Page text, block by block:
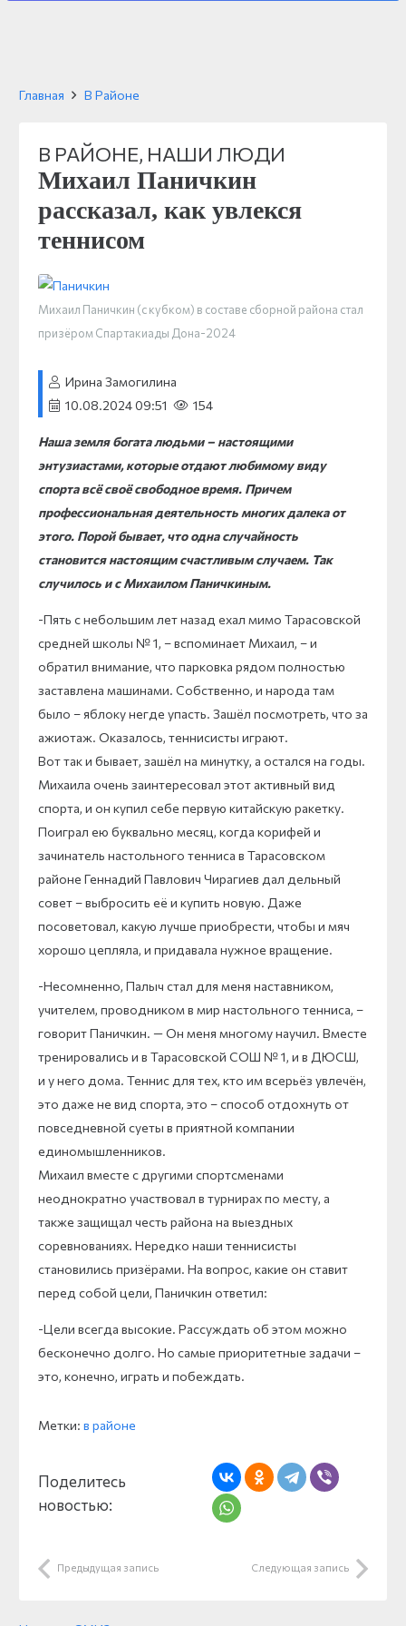
Главная В Районе
В РАЙОНЕ, НАШИ ЛЮДИ
Михаил Паничкин
рассказал, как увлекся
теннисом
Михаил Паничкин (с кубком) в составе сборной района стал
призёром Спартакиады Дона-2024
Ирина Замогилина
10.08.2024 09:51
154
Наша земля богата людьми – настоящими
энтузиастами, которые отдают любимому виду
спорта всё своё свободное время. Причем
профессиональная деятельность многих далека от
этого. Порой бывает, что одна случайность
становится настоящим счастливым случаем. Так
случилось и с Михаилом Паничкиным.
-Пять с небольшим лет назад ехал мимо Тарасовской
средней школы № 1, – вспоминает Михаил, – и
обратил внимание, что парковка рядом полностью
заставлена машинами. Собственно, и народа там
было – яблоку негде упасть. Зашёл посмотреть, что за
ажиотаж. Оказалось, теннисисты играют.
Вот так и бывает, зашёл на минутку, а остался на годы.
Михаила очень заинтересовал этот активный вид
спорта, и он купил себе первую китайскую ракетку.
Поиграл ею буквально месяц, когда корифей и
зачинатель настольного тенниса в Тарасовском
районе Геннадий Павлович Чирагиев дал дельный
совет – выбросить её и купить новую. Даже
посоветовал, какую лучше приобрести, чтобы и мяч
хорошо цепляла, и придавала нужное вращение.
-Несомненно, Палыч стал для меня наставником,
учителем, проводником в мир настольного тенниса, –
говорит Паничкин. — Он меня многому научил. Вместе
тренировались и в Тарасовской СОШ № 1, и в ДЮСШ,
и у него дома. Теннис для тех, кто им всерьёз увлечён,
это даже не вид спорта, это – способ отдохнуть от
повседневной суеты в приятной компании
единомышленников.
Михаил вместе с другими спортсменами
неоднократно участвовал в турнирах по месту, а
также защищал честь района на выездных
соревнованиях. Нередко наши теннисисты
становились призёрами. На вопрос, какие он ставит
перед собой цели, Паничкин ответил:
-Цели всегда высокие. Рассуждать об этом можно
бесконечно долго. Но самые приоритетные задачи –
это, конечно, играть и побеждать.
Метки: в районе
Поделитесь
новостью:
Предыдущая запись Следующая запись